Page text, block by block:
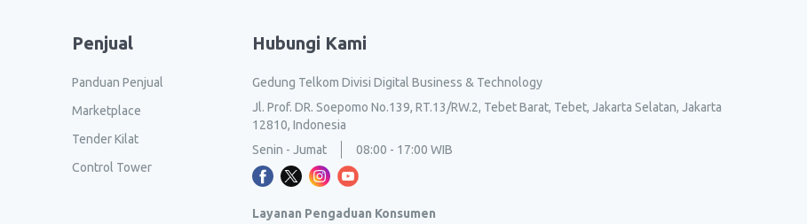
Penjual
Panduan Penjual
Marketplace
Tender Kilat
Control Tower
Hubungi Kami
Gedung Telkom Divisi Digital Business & Technology
Jl. Prof. DR. Soepomo No.139, RT.13/RW.2, Tebet Barat, Tebet, Jakarta Selatan, Jakarta
12810, Indonesia
Senin - Jumat
08:00 - 17:00 WIB
Layanan Pengaduan Konsumen